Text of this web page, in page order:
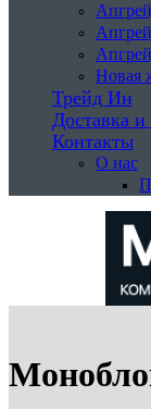
Новая
Трейд Ин
Доставка и
Контакты
О нас